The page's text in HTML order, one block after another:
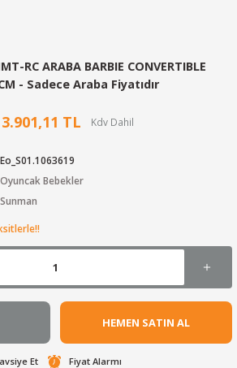
RC ARABA BARBIE CONVERTIBLE
- Sadece Araba Fiyatıdır
3.901,11 TL
Eo_S01.1063619
Oyuncak Bebekler
Sunman
HEMEN SATIN AL
Et Fiyat Alarmı